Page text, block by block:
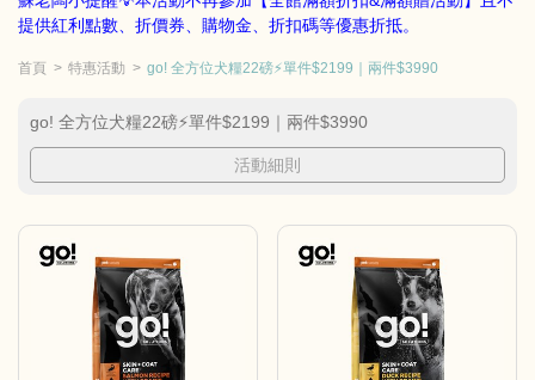
提供紅利點數、折價券、購物金、折扣碼等優惠折抵。
首頁 特惠活動 go! 全方位犬糧22磅⚡單件$2199｜兩件$3990
go! 全方位犬糧22磅⚡單件$2199｜兩件$3990
活動細則